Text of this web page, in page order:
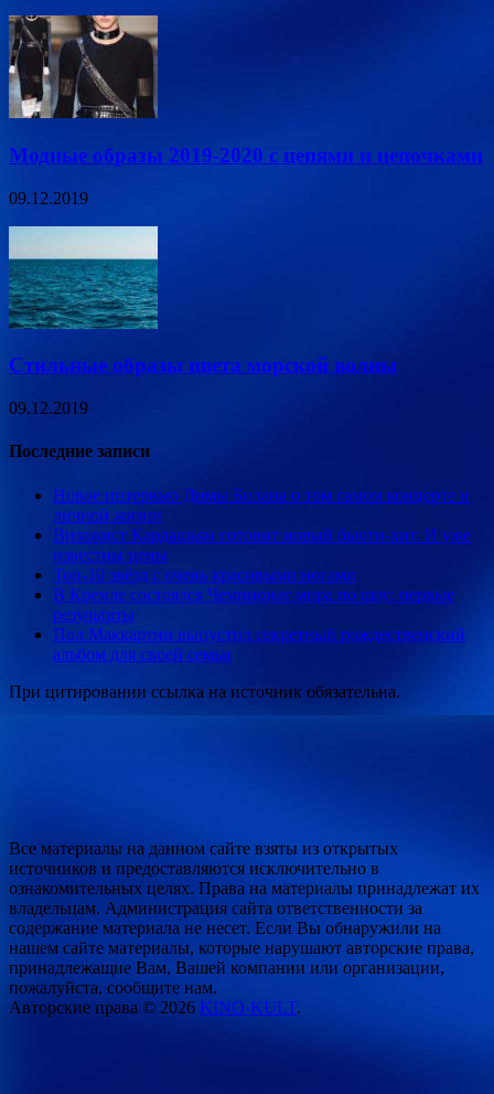
Модные образы 2019-2020 с цепями и цепочками
09.12.2019
Стильные образы цвета морской волны
09.12.2019
Последние записи
Новое интервью Димы Билана о том самом концерте и
личной жизни
Визажист Кардашьян готовит новый бьюти-хит. И уже
известны цены
Топ-10 звёзд с очень красивыми ногами
В Кремле состоялся Чемпионат мира по шоу: первые
результаты
Пол Маккартни выпустил секретный рождественский
альбом для своей семьи
При цитировании ссылка на источник обязательна.
Все материалы на данном сайте взяты из открытых
источников и предоставляются исключительно в
ознакомительных целях. Права на материалы принадлежат их
владельцам. Администрация сайта ответственности за
содержание материала не несет. Если Вы обнаружили на
нашем сайте материалы, которые нарушают авторские права,
принадлежащие Вам, Вашей компании или организации,
пожалуйста, сообщите нам.
Авторские права © 2026 KINO-KULT.